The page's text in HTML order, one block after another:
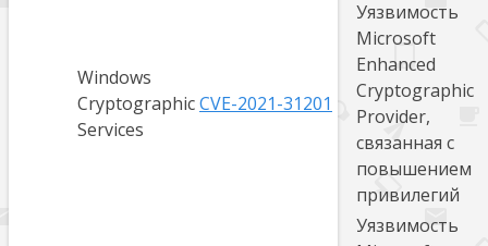
Windows
Cryptographic
Services
CVE-2021-31201
Уязвимость
Microsoft
Enhanced
Cryptographic
Provider,
связанная с
повышением
привилегий
Уязвимость